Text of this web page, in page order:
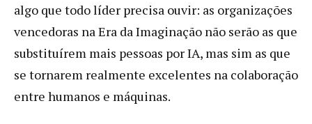
algo que todo líder precisa ouvir: as organizações
vencedoras na Era da Imaginação não serão as que
substituírem mais pessoas por IA, mas sim as que
se tornarem realmente excelentes na colaboração
entre humanos e máquinas.